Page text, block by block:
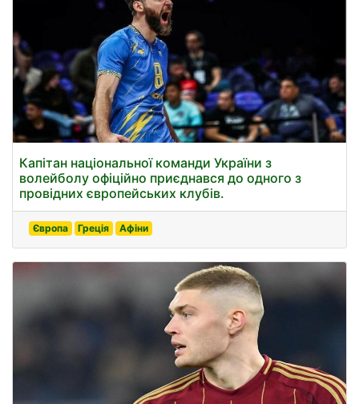
Капітан національної команди України з
волейболу офіційно приєднався до одного з
провідних європейських клубів.
Європа Греція Афіни